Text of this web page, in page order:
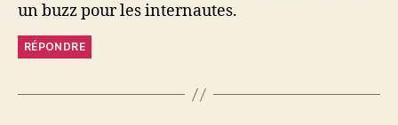
un buzz pour les internautes.
RÉPONDRE